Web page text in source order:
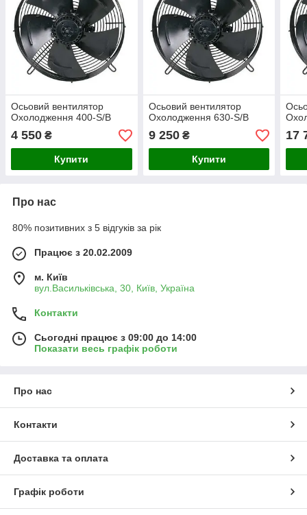
Осьовий вентилятор
Охолодження 400-S/B
4 550 ₴
Купити
Осьовий вентилятор
Охолодження 630-S/B
9 250₴
Купити
17
Про нас
80% позитивних з 5 відгуків за рік
Працює з 20.02.2009
м. Київ
вул.Васильківська, 30, Київ, Україна
Контакти
Сьогодні працює з 09:00 до 14:00
Показати весь графік роботи
Про нас
Контакти
Доставка та оплата
Графік роботи